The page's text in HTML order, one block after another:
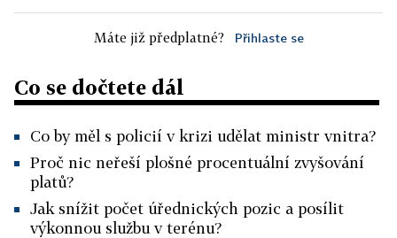
Máte již předplatné? Přihlaste se
Co se dočtete dál
Co by měl s policií v krizi udělat ministr vnitra?
Proč nic neřeší plošné procentuální zvyšování
platů?
Jak snížit počet úřednických pozic a posílit
výkonnou službu v terénu?